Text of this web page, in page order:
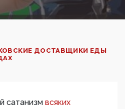
ДОСТАВЩИКИ ЕДЫ
сатанизм всяких